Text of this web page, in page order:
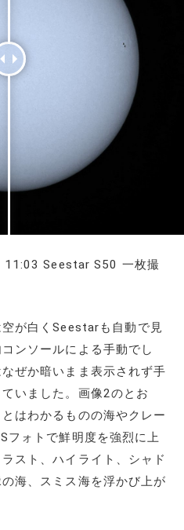
Seestar S50 一枚撮
が白くSeestarも自動で見
ンソールによる手動でし
ぜか暗いまま表示されず手
いました。画像2のとお
はわかるものの海やクレー
フォトで鮮明度を強烈に上
スト、ハイライト、シャド
海、スミス海を浮かび上が